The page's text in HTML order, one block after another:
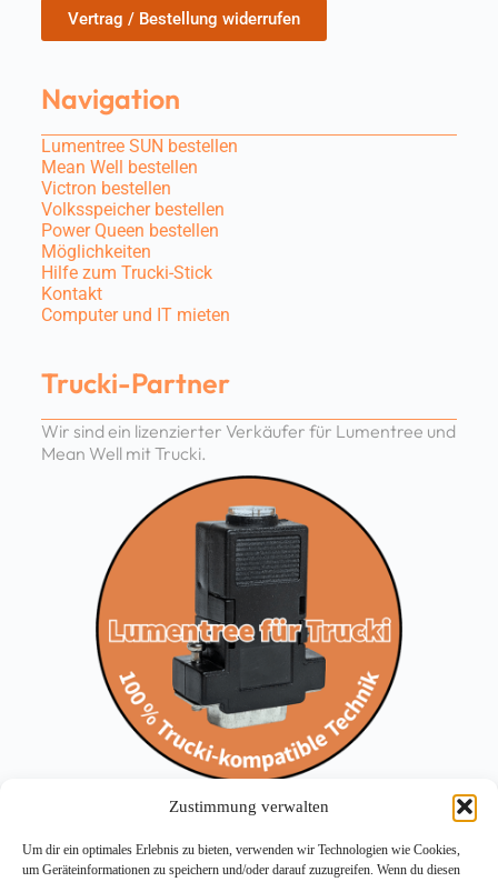
Zustimmung verwalten
Um dir ein optimales Erlebnis zu bieten, verwenden wir Technologien wie Cookies,
um Geräteinformationen zu speichern und/oder darauf zuzugreifen. Wenn du diesen
Vertrag / Bestellung widerrufen
Navigation
Lumentree SUN bestellen
Mean Well bestellen
Victron bestellen
Volksspeicher bestellen
Power Queen bestellen
Möglichkeiten
Hilfe zum Trucki-Stick
Kontakt
Computer und IT mieten
Trucki-Partner
Wir sind ein lizenzierter Verkäufer für Lumentree und
Mean Well mit Trucki.